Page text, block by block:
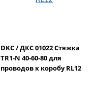
DKC / ДКС 01022 Стяжка
TR1-N 40-60-80 для
проводов к коробу RL12